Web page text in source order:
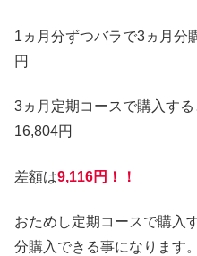
1ヵ月分ずつバラで3ヵ月分
円
3ヵ月定期コースで購入す
16,804円
差額は9,116円！！
おためし定期コースで購入
分購入できる事になります